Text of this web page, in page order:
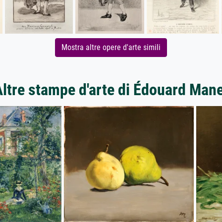
Mostra altre opere d'arte simili
stampe d'arte di Édouard